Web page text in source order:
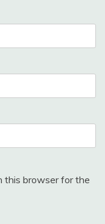
this browser for the